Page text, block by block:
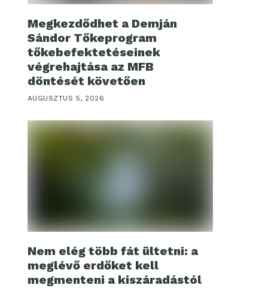
Megkezdődhet a Demján
Sándor Tőkeprogram
tőkebefektetéseinek
végrehajtása az MFB
döntését követően
AUGUSZTUS 5, 2026
Nem elég több fát ültetni: a
meglévő erdőket kell
megmenteni a kiszáradástól